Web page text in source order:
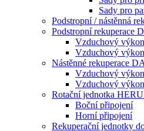
Sady pro
Podstropní / nástěnná
Podstropní rekuperace
Vzduchový
Vzduchový
Nástěnné rekuperace
Vzduchový
Vzduchový
Rotační jednotka HERU
Boční připojení
Horní připojení
Rekuperační jednotky